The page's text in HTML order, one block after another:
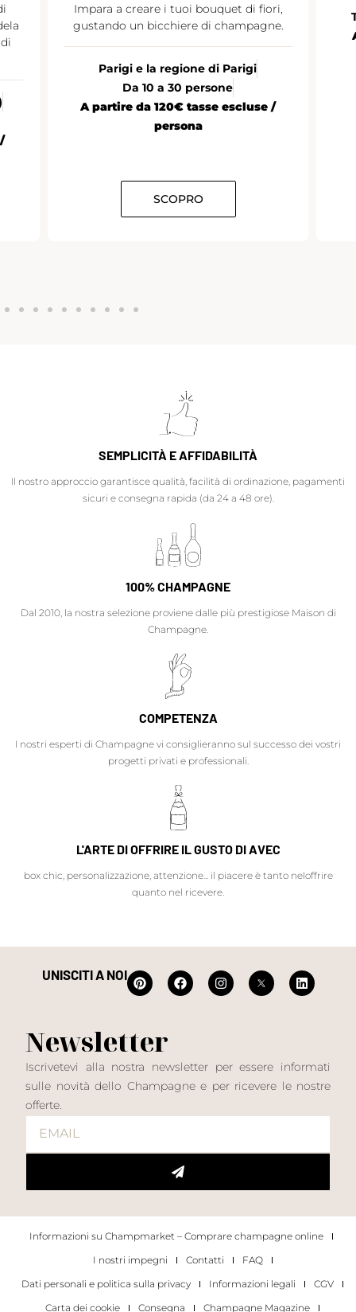
Impara a creare i tuoi bouquet di fiori,
gustando un bicchiere di champagne.
Parigi e la regione di Parigi
Da 10 a 30 persone
A partire da 120€ tasse escluse /
persona
SCOPRO
SEMPLICITÀ E AFFIDABILITÀ
Il nostro approccio garantisce qualità, facilità di ordinazione, pagamenti
sicuri e consegna rapida (da 24 a 48 ore).
100% CHAMPAGNE
Dal 2010, la nostra selezione proviene dalle più prestigiose Maison di
Champagne.
COMPETENZA
I nostri esperti di Champagne vi consiglieranno sul successo dei vostri
progetti privati e professionali.
L'ARTE DI OFFRIRE IL GUSTO DI AVEC
box chic, personalizzazione, attenzione... il piacere è tanto neloffrire
quanto nel ricevere.
UNISCITI A NOI
Newsletter
Iscrivetevi alla nostra newsletter per essere informati
sulle novità dello Champagne e per ricevere le nostre
offerte.
Informazioni su Champmarket – Comprare champagne online
I nostri impegni
Contatti
FAQ
Dati personali e politica sulla privacy
Informazioni legali
CGV
Carta dei cookie
Consegna Champagne Magazine